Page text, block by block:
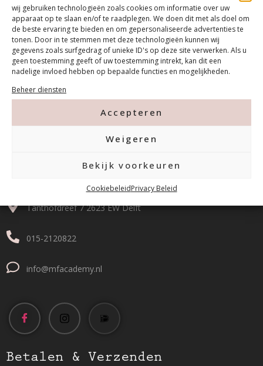
wij gebruiken technologieën zoals cookies om informatie over uw
apparaat op te slaan en/of te raadplegen. We doen dit met als doel om
de beste ervaring te bieden en om gepersonaliseerde advertenties te
tonen. Door in te stemmen met deze technologieën kunnen wij
gegevens zoals surfgedrag of unieke ID's op deze site verwerken. Als u
geen toestemming geeft of uw toestemming intrekt, kan dit een
nadelige invloed hebben op bepaalde functies en mogelijkheden.
Beheer diensten
Accepteren
Weigeren
Bekijk voorkeuren
CookiebeleidPrivacy Beleid
Tanthofdreef 7 2623 EW Delft
015-2120822
info@mfacademy.nl
Betalen & Verzenden